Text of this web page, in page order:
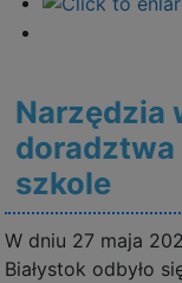
Narzędzia
szkole
W dniu 27 maja
Białystok odbyło